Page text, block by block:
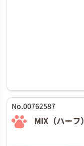
No.00762587
MIX（ハーフ）